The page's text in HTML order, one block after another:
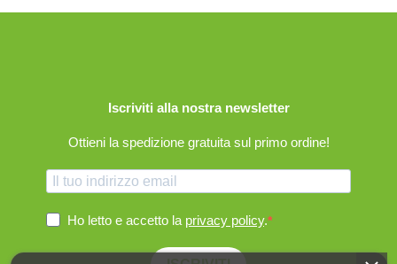
Iscriviti alla nostra newsletter
Ottieni la spedizione gratuita sul primo ordine!
Ho letto e accetto la privacy policy.